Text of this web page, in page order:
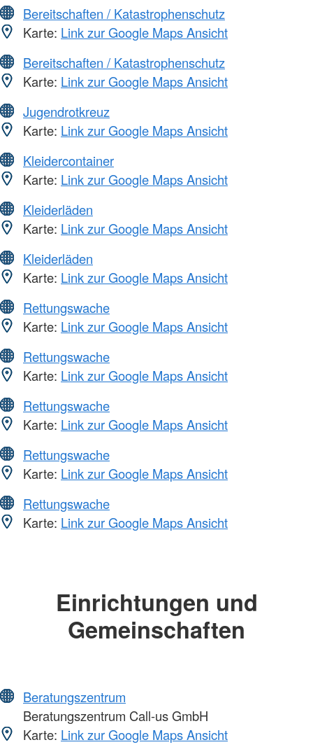
Bereitschaften / Katastrophenschutz
Karte: Link zur Google Maps Ansicht
Bereitschaften / Katastrophenschutz
Karte: Link zur Google Maps Ansicht
Jugendrotkreuz
Karte: Link zur Google Maps Ansicht
Kleidercontainer
Karte: Link zur Google Maps Ansicht
Kleiderläden
Karte: Link zur Google Maps Ansicht
Kleiderläden
Karte: Link zur Google Maps Ansicht
Rettungswache
Karte: Link zur Google Maps Ansicht
Rettungswache
Karte: Link zur Google Maps Ansicht
Rettungswache
Karte: Link zur Google Maps Ansicht
Rettungswache
Karte: Link zur Google Maps Ansicht
Rettungswache
Karte: Link zur Google Maps Ansicht
Einrichtungen und
Gemeinschaften
Beratungszentrum
Beratungszentrum Call-us GmbH
Karte: Link zur Google Maps Ansicht